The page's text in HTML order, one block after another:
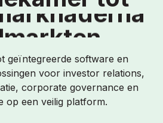
geïntegreerde software en
voor investor relations,
corporate governance en
op een veilig platform.